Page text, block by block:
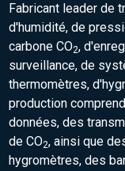
Fabricant leader de
d'humidité, de
carbone CO2,
surveillance, de
thermomètres,
production
données, des
de CO2, ainsi que
hygromètres, des